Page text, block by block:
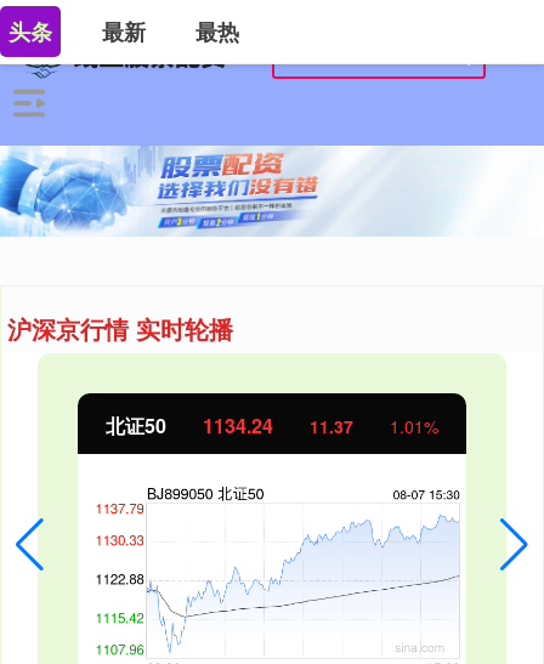
沪深京行情 实时轮播
北证50 1134.24 11.37 1.01%
头条 最新 最热